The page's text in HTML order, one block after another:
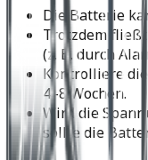
Die Batterie
Trotzdem
(z. B. durch
Kontrolliere
4–8 Wochen.
Wird die
sollte die